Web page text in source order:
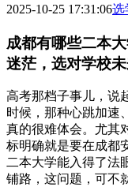
2025-10-25 17:31:06选
成都有哪些二本
迷茫，选对学校未
高考那档子事儿，说
时候，那种心跳加速
真的很难体会。尤其
标明确就是要在成都
二本大学能入得了法
铺路，这问题，可不